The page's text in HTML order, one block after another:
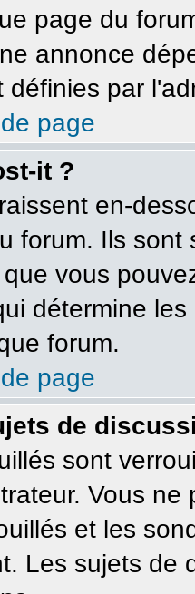
page du
annonce
définies par
page
it ?
en-
forum. Ils
vous
détermine
forum.
page
de
sont
Vous
et les
Les sujets de